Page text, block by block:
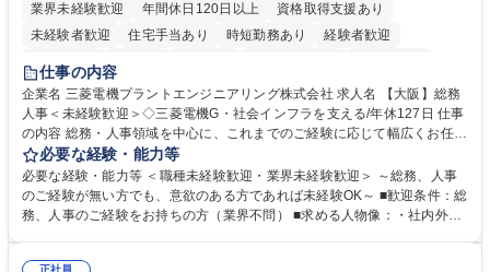
業界未経験歓迎
年間休日120日以上
資格取得支援あり
未経験者歓迎
住宅手当あり 時短勤務あり
経験者歓迎
退職金あり
駅近5分以内
土日祝休み 服装自由 寮・社宅あり 食事補助あり
仕事の内容
企業名 三菱電機プラントエンジニアリング株式会社 求人名 【大阪】総務
人事＜未経験歓迎＞◇三菱電機G・社会インフラを支える/年休127日 仕事
の内容 総務・人事領域を中心に、これまでのご経験に応じて幅広くお任せ
します。 ＜具体的には＞ ・総務/人事労務（給与・社保・勤怠管理など）
・採用・教育研修 ・福利厚生運用 など ※基本的には事務所勤務ですが、
採用や教育等の業務内容により、関西圏以外への日帰り・宿泊を伴う国内
出張もございます。 ※担当業務を持ちつつ、お互いに助け合いながら、総
必要な経験・能力等
必要な経験・能力等 ＜職種未経験歓迎・業界未経験歓迎＞ ～総務、人事
のご経験が無い方でも、意欲のある方であれば未経験OK～ ■歓迎条件：総
務、人事のご経験をお持ちの方（業界不問） ■求める人物像：・社内外の
正社員